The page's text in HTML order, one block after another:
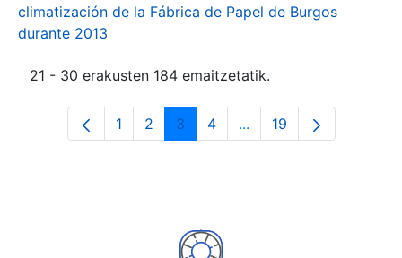
climatización de la Fábrica de Papel de Burgos
durante 2013
21 - 30 erakusten 184 emaitzetatik.
Orrialdea
1 Orrialdea
2 Orrialdea
3 Orrialdea
4 ...Intermediate Pages
Orrialdea
19